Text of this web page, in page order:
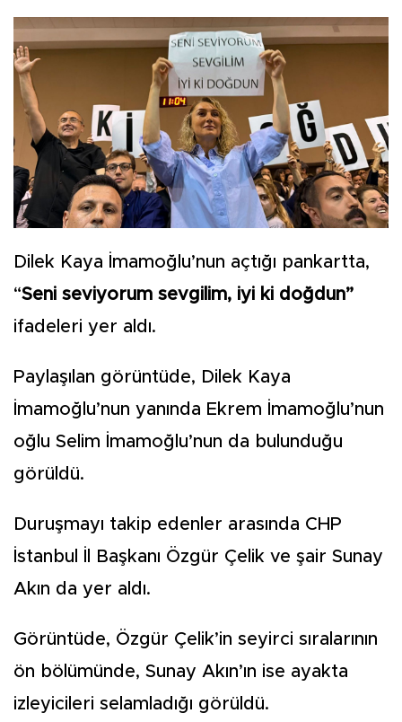
Dilek Kaya İmamoğlu’nun açtığı pankartta,
“Seni seviyorum sevgilim, iyi ki doğdun”
ifadeleri yer aldı.
Paylaşılan görüntüde, Dilek Kaya
İmamoğlu’nun yanında Ekrem İmamoğlu’nun
oğlu Selim İmamoğlu’nun da bulunduğu
görüldü.
Duruşmayı takip edenler arasında CHP
İstanbul İl Başkanı Özgür Çelik ve şair Sunay
Akın da yer aldı.
Görüntüde, Özgür Çelik’in seyirci sıralarının
ön bölümünde, Sunay Akın’ın ise ayakta
izleyicileri selamladığı görüldü.